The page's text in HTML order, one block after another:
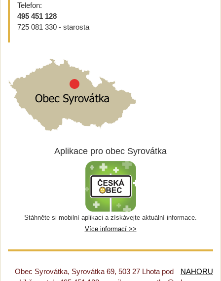
Telefon:
495 451 128
725 081 330 - starosta
Aplikace pro obec Syrovátka
Stáhněte si mobilní aplikaci a získávejte aktuální informace.
Více informací >>
NAHORU
Obec Syrovátka, Syrovátka 69, 503 27 Lhota pod